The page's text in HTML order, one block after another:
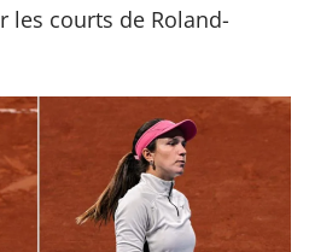
les courts de Roland-